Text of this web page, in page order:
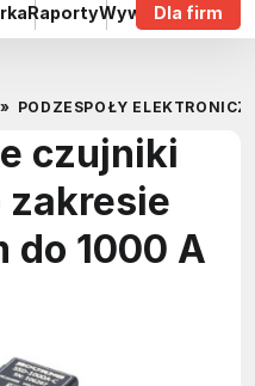
RaportyWywiadyDla firm
» PODZESPOŁY
czujniki
zakresie
do 1000 A